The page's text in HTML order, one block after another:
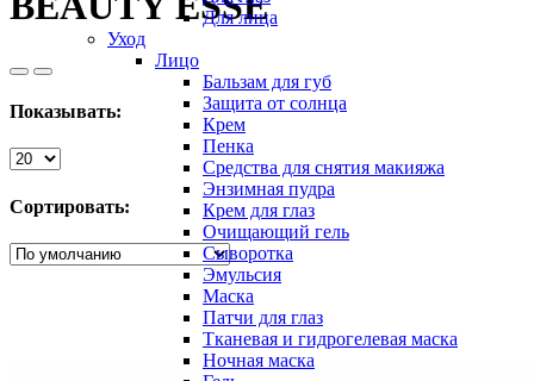
Для лица
Уход
Лицо
Бальзам для губ
Защита от солнца
Крем
Пенка
Средства для снятия макияжа
Энзимная пудра
Крем для глаз
Очищающий гель
Сыворотка
Эмульсия
Маска
Патчи для глаз
Тканевая и гидрогелевая маска
Ночная маска
Показывать:
Сортировать: